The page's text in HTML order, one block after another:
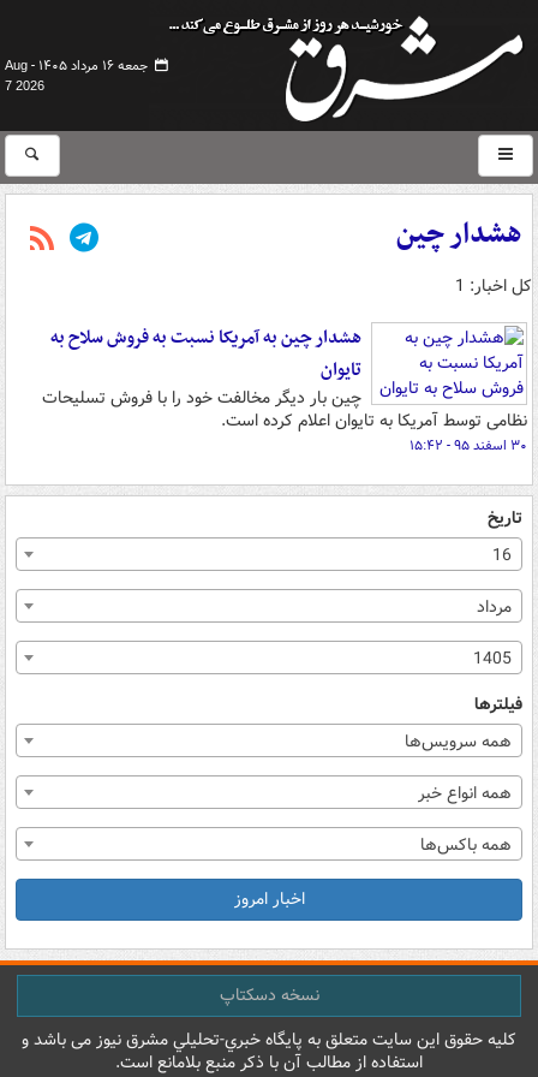
جمعه ۱۶ مرداد ۱۴۰۵ -
Aug
7 2026
هشدار چین
کل اخبار: 1
هشدار چین به آمریکا نسبت به فروش سلاح به
تایوان
چین بار دیگر مخالفت خود را با فروش تسلیحات
نظامی توسط آمریکا به تایوان اعلام کرده است.
۳۰ اسفند ۹۵ - ۱۵:۴۲
تاریخ
16
مرداد
1405
فیلترها
همه سرویس‌ها
همه انواع خبر
همه باکس‌ها
اخبار امروز
نسخه دسکتاپ
کليه حقوق اين سايت متعلق به پایگاه خبري-تحليلي مشرق نيوز می باشد و
استفاده از مطالب آن با ذکر منبع بلامانع است.